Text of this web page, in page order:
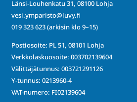
Länsi-Louhenkatu 31, 08100 Lohja
vesi.ymparisto@luvy.fi
019 323 623(arkisin klo 9–15)
Postiosoite: PL 51, 08101 Lohja
Verkkolaskuosoite: 003702139604
Välittäjätunnus: 003721291126
Y-tunnus: 0213960-4
VAT-numero: FI02139604